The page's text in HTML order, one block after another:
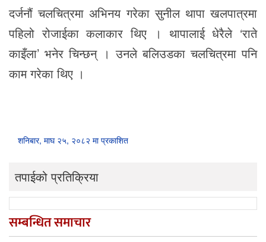
दर्जनौं चलचित्रमा अभिनय गरेका सुनील थापा खलपात्रमा
पहिलो रोजाईका कलाकार थिए । थापालाई धेरैले ‘राते
काइँला’ भनेर चिन्छन् । उनले बलिउडका चलचित्रमा पनि
काम गरेका थिए ।
शनिबार, माघ २५, २०८२ मा प्रकाशित
तपाईको प्रतिक्रिया
सम्बन्धित समाचार